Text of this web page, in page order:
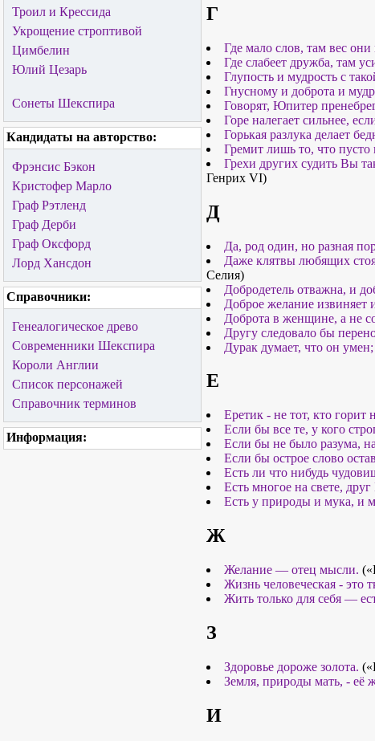
Троил и Крессида
Укрощение строптивой
Цимбелин
Юлий Цезарь
Сонеты Шекспира
Кандидаты на авторство:
Фрэнсис Бэкон
Кристофер Марло
Граф Рэтленд
Граф Дерби
Граф Оксфорд
Лорд Хансдон
Справочники:
Генеалогическое древо
Современники Шекспира
Короли Англии
Список персонажей
Справочник терминов
Информация:
Г
Где мало слов, там вес
Где слабеет дружба, там
Глупость и мудрость с
Гнусному и доброта и
Говорят, Юпитер
Горе налегает сильнее,
Горькая разлука делает
Гремит лишь то, что пусто
Грехи других судить Вы
Генрих VI)
Д
Да, род один, но разная
Даже клятвы любящих
Селия)
Добродетель отважна, и
Доброе желание извиняет
Доброта в женщине, а не
Другу следовало бы
Дурак думает, что он
Е
Еретик - не тот, кто горит
Если бы все те, у кого
Если бы не было разума,
Если бы острое слово
Есть ли что нибудь
Есть многое на свете,
Есть у природы и мука, и
Ж
Желание — отец мысли.
Жизнь человеческая - это
Жить только для себя —
З
Здоровье дороже золота.
Земля, природы мать, - её
И